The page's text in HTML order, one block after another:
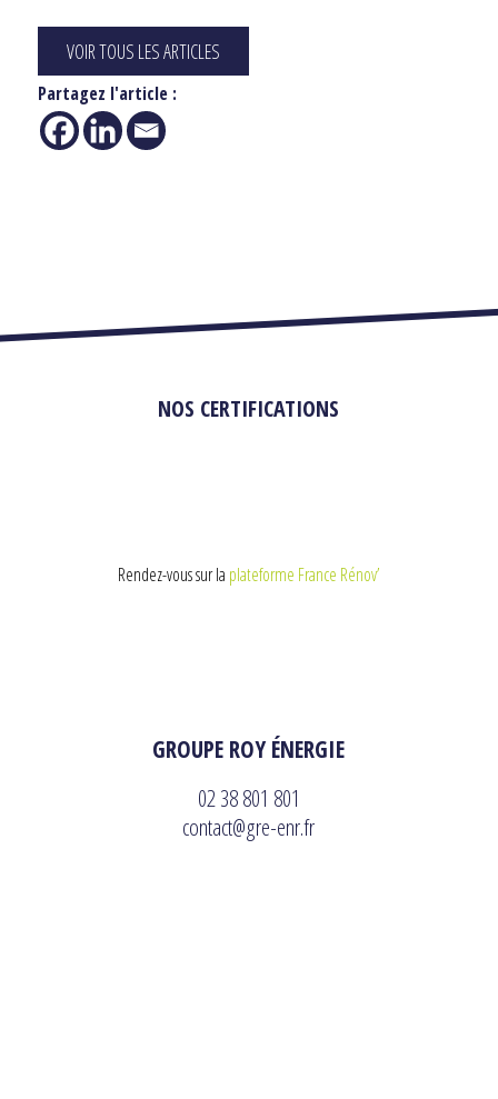
VOIR TOUS LES ARTICLES
Partagez l'article :
GROUPE ROY ÉNERGIE
02 38 801 801
contact@gre-enr.fr
NOS CERTIFICATIONS
Rendez-vous sur la plateforme France Rénov’